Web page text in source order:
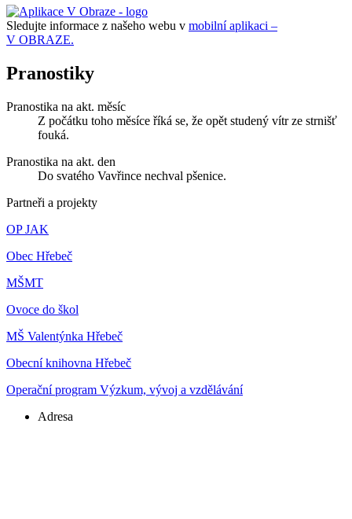
Sledujte informace z našeho webu v mobilní aplikaci –
V OBRAZE.
Pranostiky
Pranostika na akt. měsíc
Z počátku toho měsíce říká se, že opět studený vítr ze strnišť
fouká.
Pranostika na akt. den
Do svatého Vavřince nechval pšenice.
Partneři a projekty
OP JAK
Obec Hřebeč
MŠMT
Ovoce do škol
MŠ Valentýnka Hřebeč
Obecní knihovna Hřebeč
Operační program Výzkum, vývoj a vzdělávání
Adresa